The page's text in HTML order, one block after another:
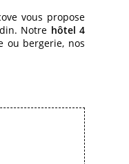
vous propose
Notre hôtel 4
ou bergerie, nos